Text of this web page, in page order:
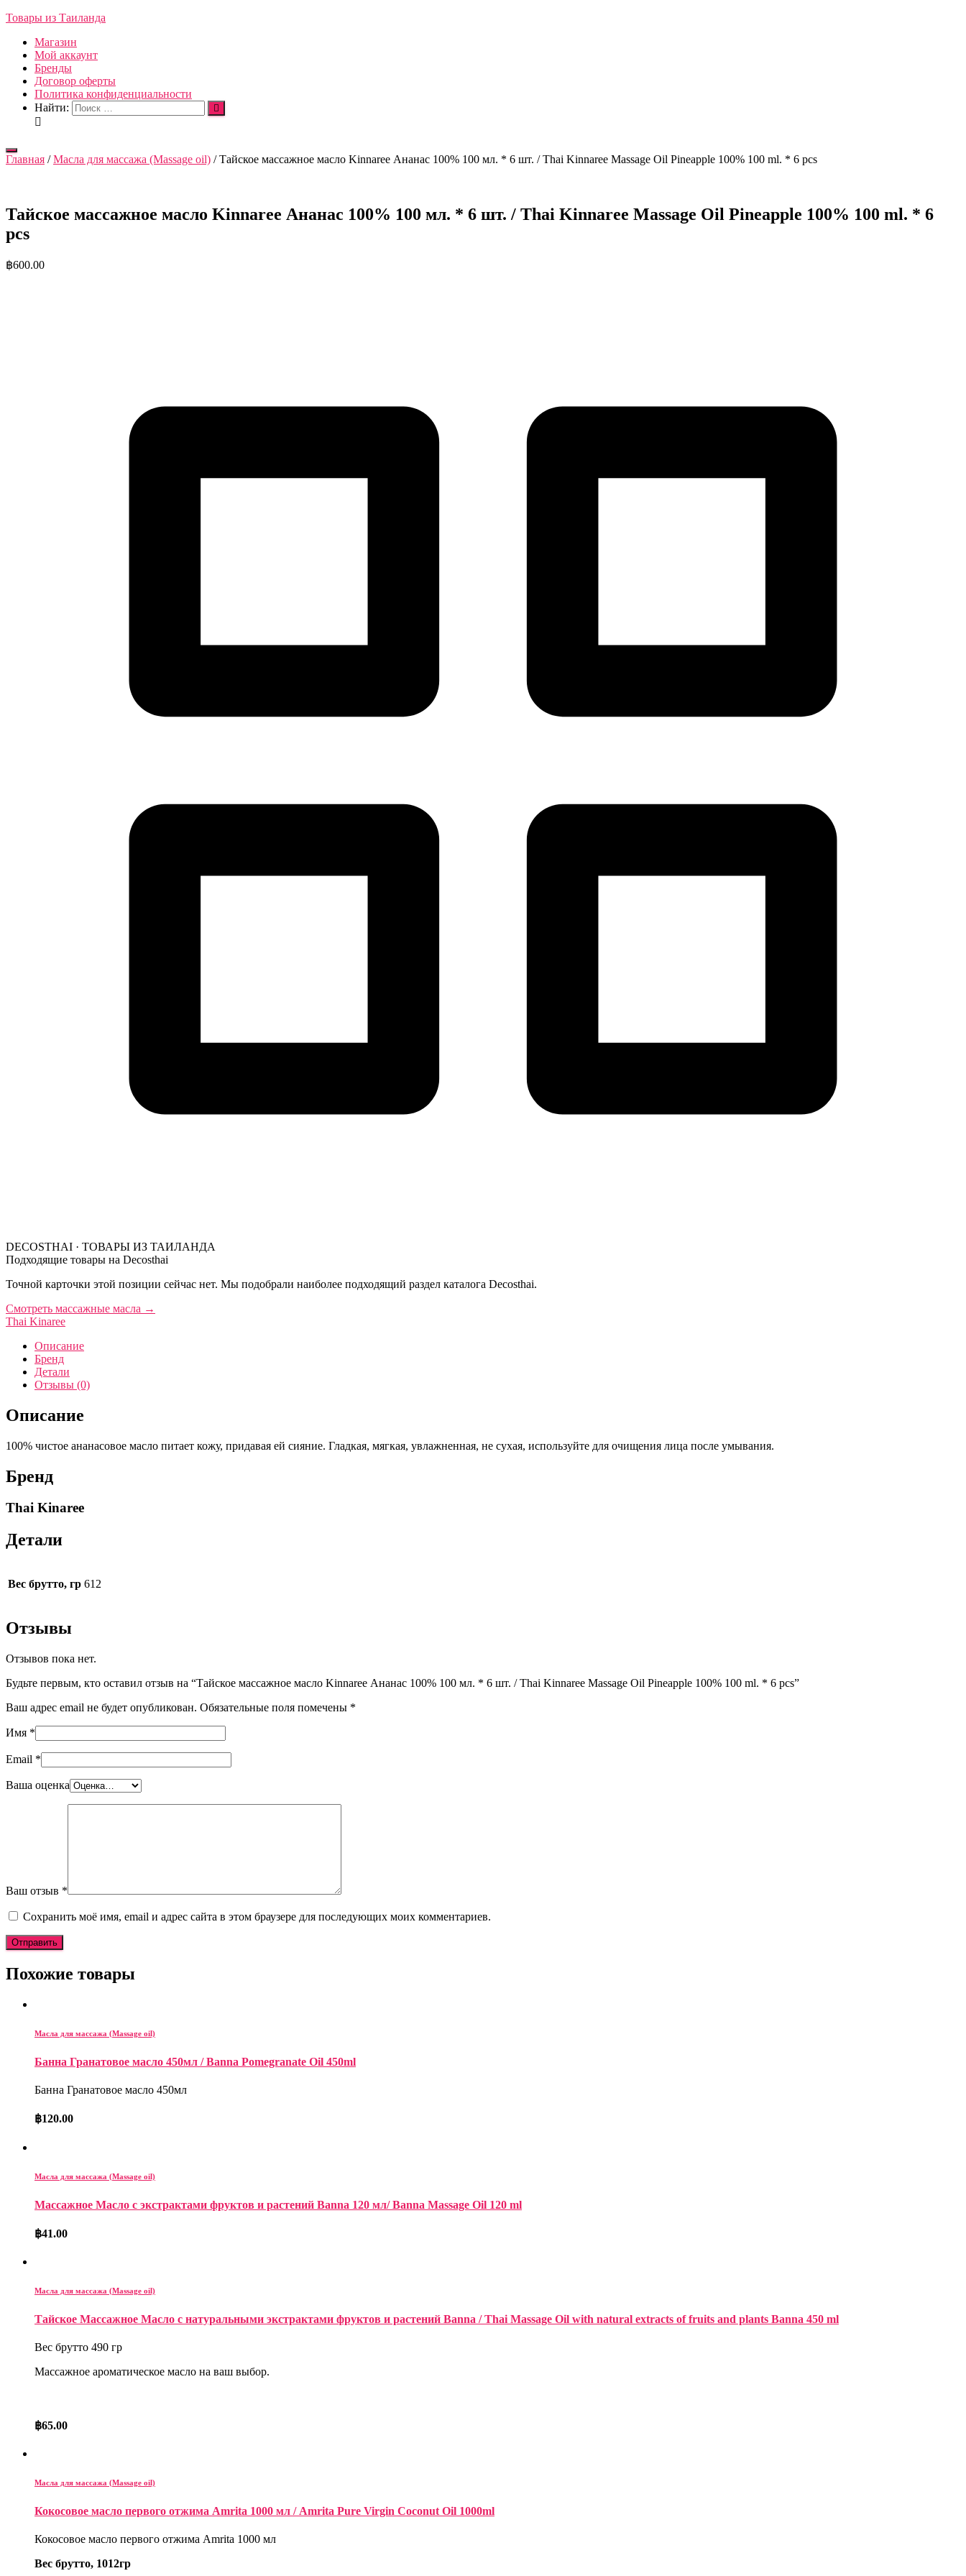
Товары из Таиланда
Магазин
Мой аккаунт
Бренды
Договор оферты
Политика конфиденциальности
Найти:
Переключить
навигацию
Главная /Масла для массажа (Massage oil) / Тайское массажное масло Kinnaree Ананас 100% 100 мл. * 6 шт. / Thai Kinnaree Massage Oil Pineapple 100% 100 ml. * 6 pcs
Тайское массажное масло Kinnaree Ананас 100% 100 мл. * 6 шт. / Thai Kinnaree Massage Oil Pineapple 100% 100 ml. * 6
pcs
฿600.00
DECOSTHAI · ТОВАРЫ ИЗ ТАИЛАНДА
Подходящие товары на Decosthai
Точной карточки этой позиции сейчас нет. Мы подобрали наиболее подходящий раздел каталога Decosthai.
Смотреть массажные масла →
Thai Kinaree
Описание
Бренд
Детали
Отзывы (0)
Описание
100% чистое ананасовое масло питает кожу, придавая ей сияние. Гладкая, мягкая, увлажненная, не сухая, используйте для очищения лица после умывания.
Бренд
Thai Kinaree
Детали
Вес брутто, гр 612
Отзывы
Отзывов пока нет.
Будьте первым, кто оставил отзыв на “Тайское массажное масло Kinnaree Ананас 100% 100 мл. * 6 шт. / Thai Kinnaree Massage Oil Pineapple 100% 100 ml. * 6 pcs”
Ваш адрес email не будет опубликован. Обязательные поля помечены *
Имя *
Email *
Ваша оценка
Ваш отзыв *
Сохранить моё имя, email и адрес сайта в этом браузере для последующих моих комментариев.
Похожие товары
Масла для массажа (Massage oil)
Банна Гранатовое масло 450мл / Banna Pomegranate Oil 450ml
Банна Гранатовое масло 450мл
฿120.00
Масла для массажа (Massage oil)
Массажное Масло с экстрактами фруктов и растений Banna 120 мл/ Banna Massage Oil 120 ml
฿41.00
Масла для массажа (Massage oil)
Тайское Массажное Масло с натуральными экстрактами фруктов и растений Banna / Thai Massage Oil with natural extracts of fruits and plants Banna 450 ml
Вес брутто 490 гр
Массажное ароматическое масло на ваш выбор.
฿65.00
Масла для массажа (Massage oil)
Кокосовое масло первого отжима Amrita 1000 мл / Amrita Pure Virgin Coconut Oil 1000ml
Кокосовое масло первого отжима Amrita 1000 мл
Вес брутто, 1012гр